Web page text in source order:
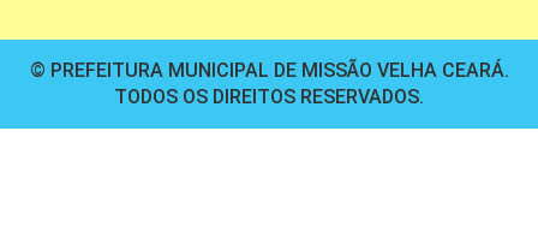
© PREFEITURA MUNICIPAL DE MISSÃO VELHA CEARÁ.
TODOS OS DIREITOS RESERVADOS.